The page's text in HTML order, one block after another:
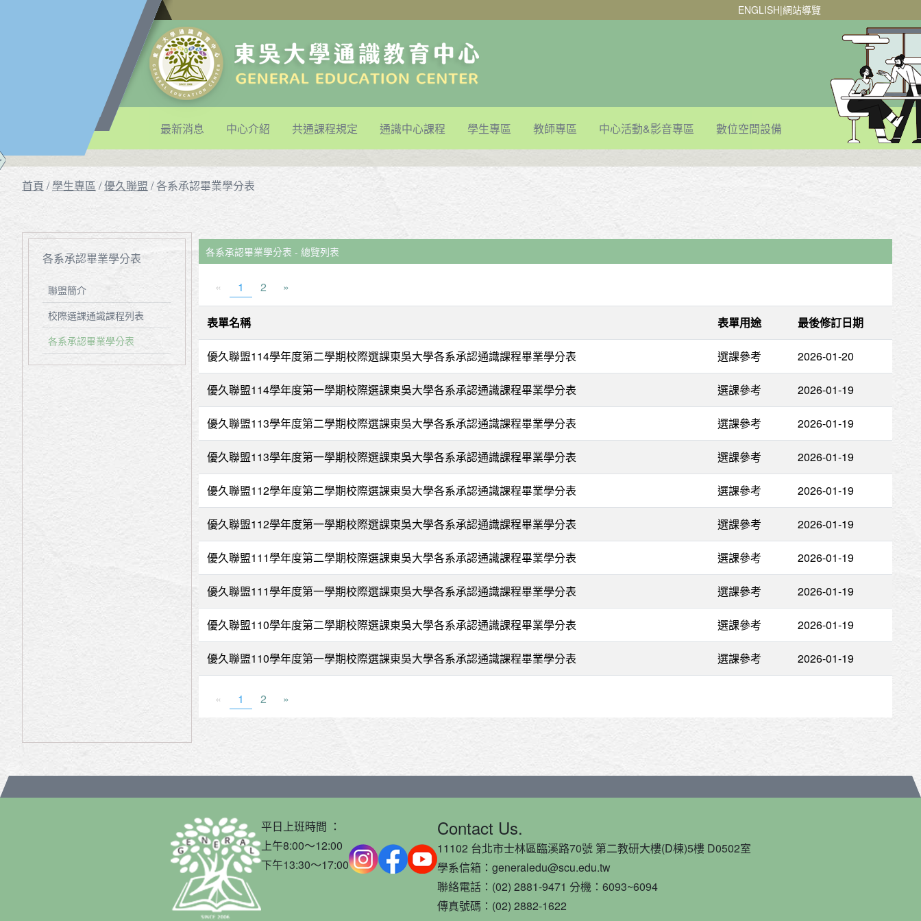
ENGLISH|網站導覽
最新消息 中心介紹 共通課程規定 通識中心課程 學生專區 教師專區 中心活動&影音專區 數位空間設備
首頁 /學生專區 /優久聯盟 /各系承認畢業學分表
各系承認畢業學分表
聯盟簡介
校際選課通識課程列表
各系承認畢業學分表
各系承認畢業學分表 - 總覽列表
« 1 2 »
表單名稱 表單用途 最後修訂日期
優久聯盟114學年度第二學期校際選課東吳大學各系承認通識課程畢業學分表 選課參考 2026-01-20
優久聯盟114學年度第一學期校際選課東吳大學各系承認通識課程畢業學分表 選課參考 2026-01-19
優久聯盟113學年度第二學期校際選課東吳大學各系承認通識課程畢業學分表 選課參考 2026-01-19
優久聯盟113學年度第一學期校際選課東吳大學各系承認通識課程畢業學分表 選課參考 2026-01-19
優久聯盟112學年度第二學期校際選課東吳大學各系承認通識課程畢業學分表 選課參考 2026-01-19
優久聯盟112學年度第一學期校際選課東吳大學各系承認通識課程畢業學分表 選課參考 2026-01-19
優久聯盟111學年度第二學期校際選課東吳大學各系承認通識課程畢業學分表 選課參考 2026-01-19
優久聯盟111學年度第一學期校際選課東吳大學各系承認通識課程畢業學分表 選課參考 2026-01-19
優久聯盟110學年度第二學期校際選課東吳大學各系承認通識課程畢業學分表 選課參考 2026-01-19
優久聯盟110學年度第一學期校際選課東吳大學各系承認通識課程畢業學分表 選課參考 2026-01-19
« 1 2 »
平日上班時間 ：
上午8:00～12:00
下午13:30～17:00
Contact Us.
11102 台北市士林區臨溪路70號 第二教研大樓(D棟)5樓 D0502室
學系信箱：generaledu@scu.edu.tw
聯絡電話：(02) 2881-9471 分機：6093~6094
傳真號碼：(02) 2882-1622